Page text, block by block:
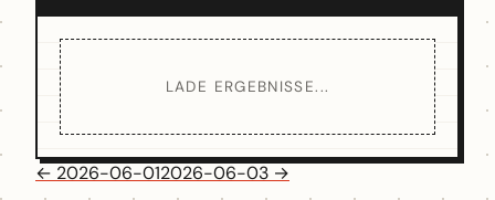
LADE ERGEBNISSE...
← 2026-06-012026-06-03 →